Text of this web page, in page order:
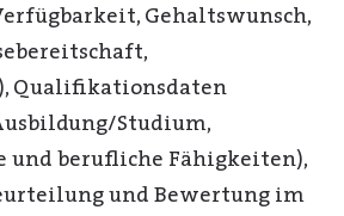
Gehaltswunsch,
Qualifikationsdaten
Studium,
und berufliche Fähigkeiten),
und Bewertung im